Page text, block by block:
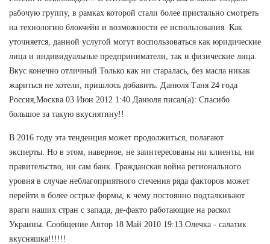
рабочую группу, в рамках которой стали более пристально смотреть
на технологию блокчейн и возможности ее использования. Как
уточняется, данной услугой могут воспользоваться как юридические
лица и индивидуальные предприниматели, так и физические лица.
Вкус конечно отличный Только как ни старалась, без масла никак
жариться не хотели, пришлось добавить. Данюля Таня 24 года
Россия,Москва 03 Июн 2012 1:40 Данюля писал(а): Спасибо
большое за такую вкуснятину!!
В 2016 году эта тенденция может продолжиться, полагают
эксперты. Но в этом, наверное, не заинтересованы ни клиенты, ни
правительство, ни сам банк. Гражданская война регионального
уровня в случае неблагоприятного стечения ряда факторов может
перейти в более острые формы, к чему постоянно подталкивают
враги наших стран с запада, де-факто работающие на раскол
Украины. Сообщение Автор 18 Май 2010 19:13 Олечка - салатик
вкусняшка!!!!!!